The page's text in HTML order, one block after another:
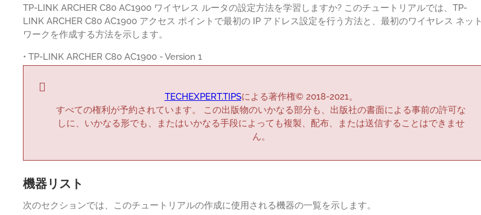
TP-LINK ARCHER C80 AC1900 ワイヤレス ルータの設定方法を学習しますか? このチュートリアルでは、TP-
LINK ARCHER C80 AC1900 アクセス ポイントで最初の IP アドレス設定を行う方法と、最初のワイヤレス ネット
ワークを作成する方法を示します。
• TP-LINK ARCHER C80 AC1900 - Version 1
TECHEXPERT.TIPSによる著作権© 2018-2021。
すべての権利が予約されています。 この出版物のいかなる部分も、出版社の書面による事前の許可な
しに、いかなる形でも、またはいかなる手段によっても複製、配布、または送信することはできませ
ん。
機器リスト
次のセクションでは、このチュートリアルの作成に使用される機器の一覧を示します。